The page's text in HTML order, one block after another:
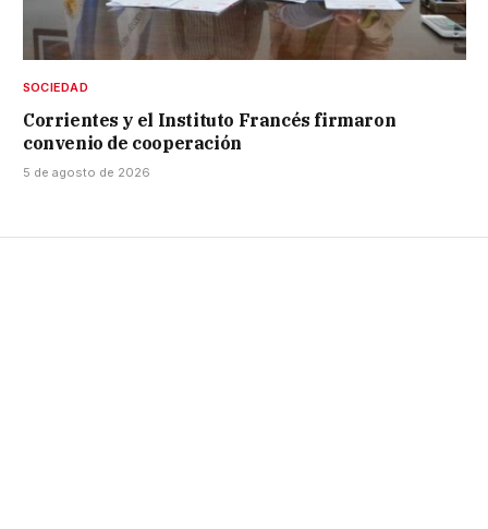
SOCIEDAD
Corrientes y el Instituto Francés firmaron
convenio de cooperación
5 de agosto de 2026